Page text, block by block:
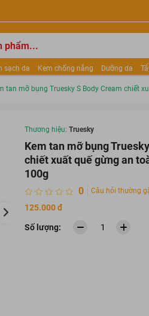
sạch da Kem chống nắng Dưỡng da
tan mỡ bụng Truesky S Body Cream chiết
Thương hiệu: Truesky
Kem tan mỡ bụng
chiết xuất quế gừng an
100g
0 Câu hỏi thường
125.000 đ
Số lượng: